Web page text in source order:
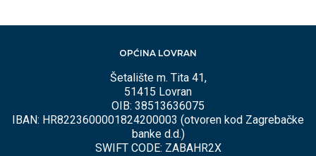
OPĆINA LOVRAN
Šetalište m. Tita 41,
51415 Lovran
OIB: 38513636075
IBAN: HR8223600001824200003 (otvoren kod Zagrebačke
banke d.d.)
SWIFT CODE: ZABAHR2X